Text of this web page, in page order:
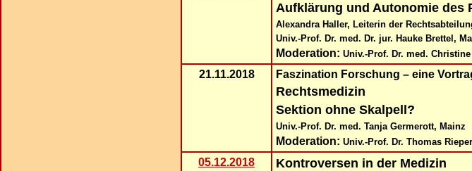
Aufklärung und Autonomie des
Alexandra Haller, Leiterin der
Univ.-Prof. Dr. med. Dr. jur. Hauke Brettel,
Moderation: Univ.-Prof. Dr. med.
21.11.2018 Faszination Forschung – eine
Rechtsmedizin
Sektion ohne Skalpell?
Univ.-Prof. Dr. med. Tanja Germerott, Mainz
Moderation: Univ.-Prof. Dr. Thomas
05.12.2018
Kontroversen in der Medizin